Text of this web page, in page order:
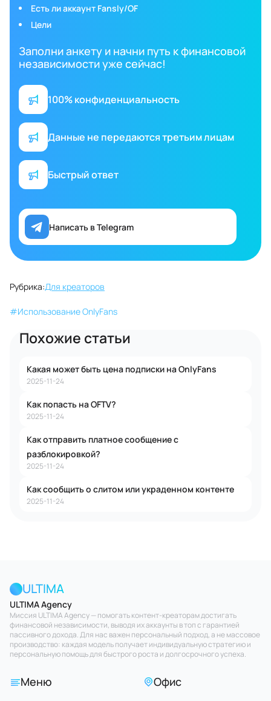
Есть ли аккаунт Fansly/OF
Цели
Заполни анкету и начни путь к финансовой
независимости уже сейчас!
100% конфиденциальность
Данные не передаются третьим лицам
Быстрый ответ
Написать в Telegram
Рубрика:Для креаторов
#Использование OnlyFans
Похожие статьи
Какая может быть цена подписки на OnlyFans
2025-11-24
Как попасть на OFTV?
2025-11-24
Как отправить платное сообщение с
разблокировкой?
2025-11-24
Как сообщить о слитом или украденном контенте
2025-11-24
ULTIMA
ULTIMA Agency
Миссия ULTIMA Agency — помогать контент-креаторам достигать
финансовой независимости, выводя их аккаунты в топ с гарантией
пассивного дохода. Для нас важен персональный подход, а не массовое
производство: каждая модель получает индивидуальную стратегию и
персональную помощь для быстрого роста и долгосрочного успеха.
Меню Офис